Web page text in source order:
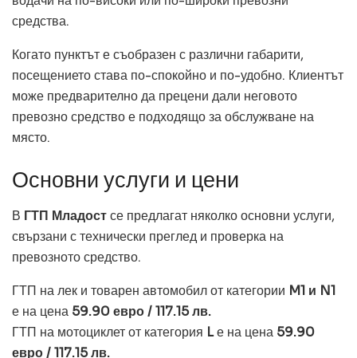
средства.
Когато пунктът е съобразен с различни габарити,
посещението става по-спокойно и по-удобно. Клиентът
може предварително да прецени дали неговото
превозно средство е подходящо за обслужване на
място.
Основни услуги и цени
В ГТП Младостсе предлагат няколко основни услуги,
свързани с технически преглед и проверка на
превозното средство.
ГТП на лек и товарен автомобил от категории M1 и N1
е на цена 59.90 евро / 117.15 лв.
ГТП на мотоциклет от категория Lе на цена 59.90
евро / 117.15 лв.